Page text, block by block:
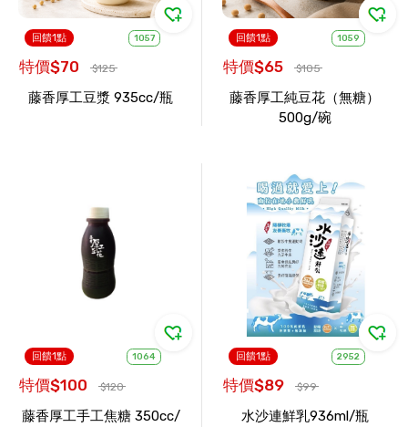
回饋1點 1057
特價$70 $125
藤香厚工豆漿 935cc/瓶
回饋1點 1059
特價$65 $105
藤香厚工純豆花（無糖）
500g/碗
回饋1點 1064
特價$100 $120
藤香厚工手工焦糖 350cc/
回饋1點 2952
特價$89 $99
水沙連鮮乳936ml/瓶